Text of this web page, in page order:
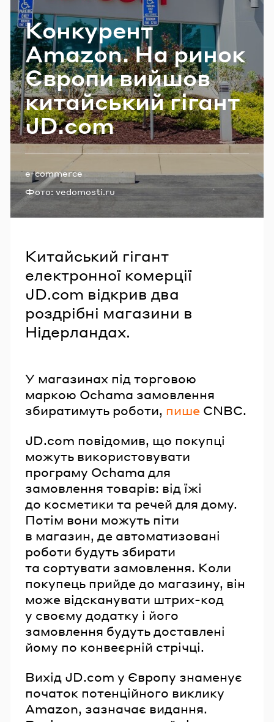
Кон­ку­рент
Amazon. На ринок
Єв­ро­пи ви­йшов
ки­тай­ський гі­гант
JD.com
Теги:
e-commerce
Фото: vedomosti.ru
Китайський гігант
електронної комерції
JD.com відкрив два
роздрібні магазини в
Нідерландах.
У магазинах під торговою
маркою Ochama замовлення
збиратимуть роботи, пише CNBC.
JD.com повідомив, що покупці
можуть використовувати
програму Ochama для
замовлення товарів: від їжі
до косметики та речей для дому.
Потім вони можуть піти
в магазин, де автоматизовані
роботи будуть збирати
та сортувати замовлення. Коли
покупець прийде до магазину, він
може відсканувати штрих-код
у своєму додатку і його
замовлення будуть доставлені
йому по конвеєрній стрічці.
Вихід JD.com у Європу знаменує
початок потенційного виклику
Amazon, зазначає видання.
Email
Пароль
Забули пароль?
УВІЙТИ